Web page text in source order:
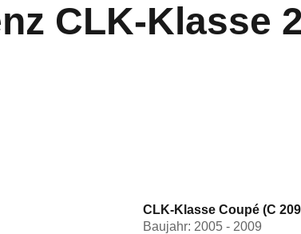
CLK-Klasse
CLK-Klasse Coupé (C
Baujahr: 2005 - 2009